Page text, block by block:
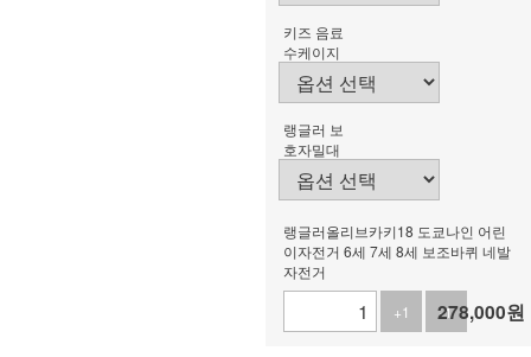
키즈 음료
수케이지
랭글러 보
호자밀대
랭글러올리브카키18 도쿄나인 어린
이자전거 6세 7세 8세 보조바퀴 네발
자전거
+1
-1
278,000원